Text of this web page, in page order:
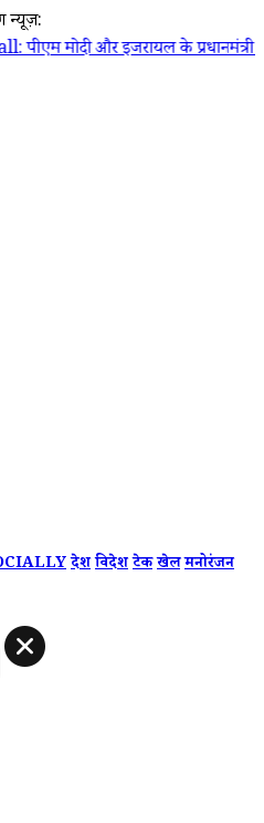
न्यूज़:
के प्रधानमंत्री बेंजामिन नेतन्याहू
देशविदेशटेकखेलमनोरंजन